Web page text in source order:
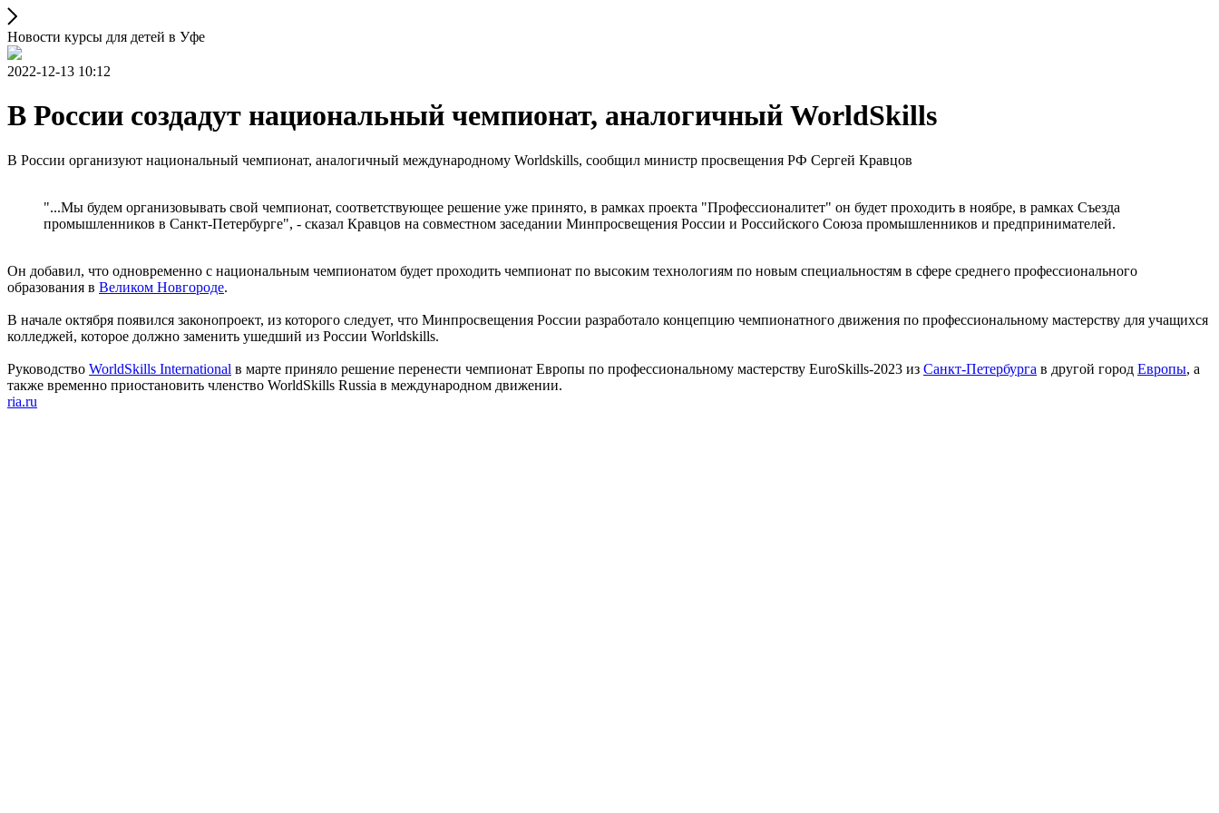
Новости курсы для детей в Уфе
2022-12-13 10:12
В России создадут национальный чемпионат, аналогичный WorldSkills
В России организуют национальный чемпионат, аналогичный международному Worldskills, сообщил министр просвещения РФ Сергей Кравцов
"...Мы будем организовывать свой чемпионат, соответствующее решение уже принято, в рамках проекта "Профессионалитет" он будет проходить в ноябре, в рамках Съезда
промышленников в Санкт-Петербурге", - сказал Кравцов на совместном заседании Минпросвещения России и Российского Союза промышленников и предпринимателей.
Он добавил, что одновременно с национальным чемпионатом будет проходить чемпионат по высоким технологиям по новым специальностям в сфере среднего профессионального
образования в Великом Новгороде.
В начале октября появился законопроект, из которого следует, что Минпросвещения России разработало концепцию чемпионатного движения по профессиональному мастерству для учащихся
колледжей, которое должно заменить ушедший из России Worldskills.
Руководство WorldSkills International в марте приняло решение перенести чемпионат Европы по профессиональному мастерству EuroSkills-2023 из Санкт-Петербурга в другой город Европы, а
также временно приостановить членство WorldSkills Russia ‎в международном движении.
ria.ru